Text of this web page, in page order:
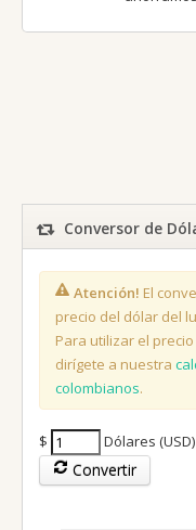
Conversor de
Atención! El
precio del dólar del
Para utilizar el
dirígete a nuestra
colombianos.
$ Dólares
Convertir